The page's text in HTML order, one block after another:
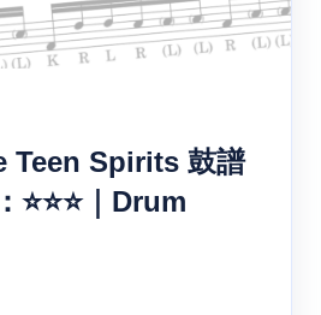
Teen Spirits 鼓譜
⭐⭐⭐｜Drum